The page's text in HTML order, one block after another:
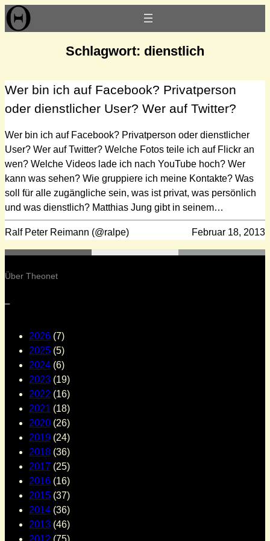
Zum
Inhalt
Schlagwort: dienstlich
Wer bin ich auf Facebook? Privatperson
oder dienstlicher User? Wer auf Twitter?
Wer bin ich auf Facebook? Privatperson oder dienstlicher
User? Wer auf Twitter? Welche Fotos teile ich auf Flickr an
wen? Welche Videos lade ich nach YouTube hoch? Wer
kann was sehen? Wie gruppiere ich meine Kontakte? Was
soll für alle zugängliche sein, was ist privat, was persönlich
und was dienstlich? Matthias Jung gibt in seinem…
Ralf Peter Reimann (@ralpe) Februar 18, 2013
Über Theonet
–
2026 (7)
2025 (5)
2024 (6)
2023 (19)
2022 (16)
2021 (18)
2020 (26)
2019 (24)
2018 (36)
2017 (25)
2016 (16)
2015 (37)
2014 (36)
2013 (46)